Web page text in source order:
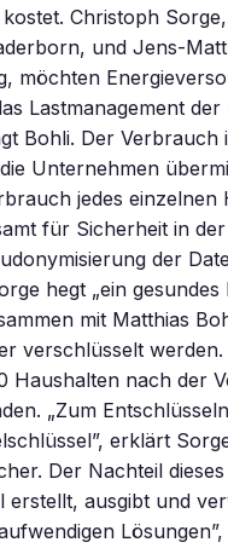
Christoph
und Jens-
möchten
Lastmanagement
Bohli. Der
Unternehmen
jedes einzelnen
für Sicherheit in
der
hegt „ein gesundes
mit Matthias
verschlüsselt
Haushalten nach der
„Zum
erklärt
Der Nachteil
erstellt, ausgibt und